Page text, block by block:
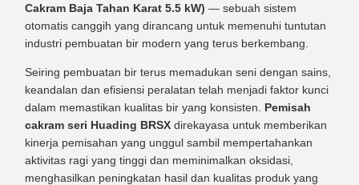
Cakram Baja Tahan Karat 5.5 kW) — sebuah sistem
otomatis canggih yang dirancang untuk memenuhi tuntutan
industri pembuatan bir modern yang terus berkembang.
Seiring pembuatan bir terus memadukan seni dengan sains,
keandalan dan efisiensi peralatan telah menjadi faktor kunci
dalam memastikan kualitas bir yang konsisten. Pemisah
cakram seri Huading BRSX direkayasa untuk memberikan
kinerja pemisahan yang unggul sambil mempertahankan
aktivitas ragi yang tinggi dan meminimalkan oksidasi,
menghasilkan peningkatan hasil dan kualitas produk yang